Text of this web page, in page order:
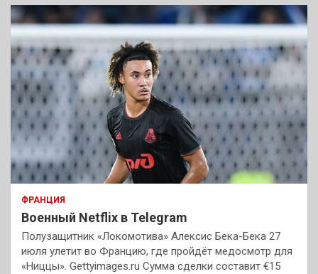
ФРАНЦИЯ
Военный Netflix в Telegram
Полузащитник «Локомотива» Алексис Бека-Бека 27
июля улетит во Францию, где пройдёт медосмотр для
«Ниццы». Gettyimages.ru Сумма сделки составит €15